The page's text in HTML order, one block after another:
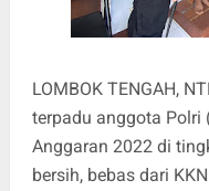
LOMBOK TENGAH,
terpadu anggota Polri
Anggaran 2022 di
bersih, bebas dari